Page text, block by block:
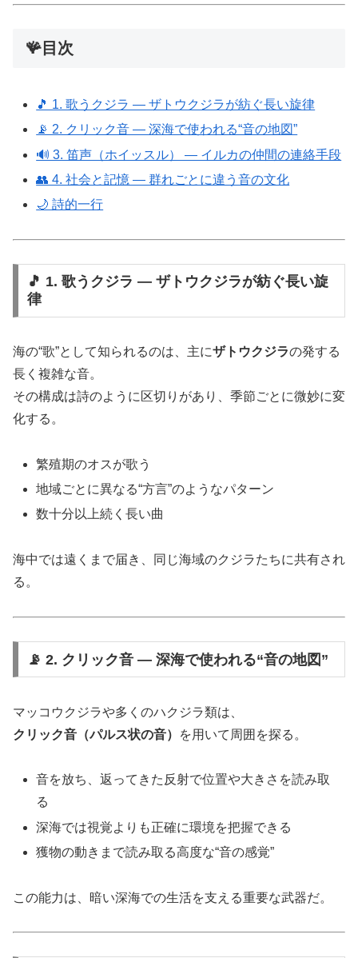
🪸目次
🎵 1. 歌うクジラ ― ザトウクジラが紡ぐ長い旋律
📡 2. クリック音 ― 深海で使われる“音の地図”
🔊 3. 笛声（ホイッスル） ― イルカの仲間の連絡手段
👥 4. 社会と記憶 ― 群れごとに違う音の文化
🌙 詩的一行
🎵 1. 歌うクジラ ― ザトウクジラが紡ぐ長い旋
律
海の“歌”として知られるのは、主にザトウクジラの発する
長く複雑な音。
その構成は詩のように区切りがあり、季節ごとに微妙に変
化する。
繁殖期のオスが歌う
地域ごとに異なる“方言”のようなパターン
数十分以上続く長い曲
海中では遠くまで届き、同じ海域のクジラたちに共有され
る。
📡 2. クリック音 ― 深海で使われる“音の地図”
マッコウクジラや多くのハクジラ類は、
クリック音（パルス状の音）
を用いて周囲を探る。
音を放ち、返ってきた反射で位置や大きさを読み取
る
深海では視覚よりも正確に環境を把握できる
獲物の動きまで読み取る高度な“音の感覚”
この能力は、暗い深海での生活を支える重要な武器だ。